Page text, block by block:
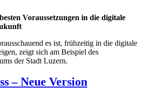
Voraussetzungen in die digitale
es ist, frühzeitig in die digitale
zeigt sich am Beispiel des
der Stadt Luzern.
– Neue Version